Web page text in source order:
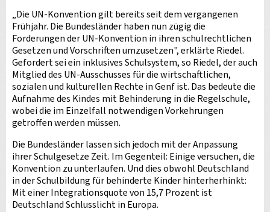
„Die UN-Konvention gilt bereits seit dem vergangenen
Frühjahr. Die Bundesländer haben nun zügig die
Forderungen der UN-Konvention in ihren schulrechtlichen
Gesetzen und Vorschriften umzusetzen", erklärte Riedel.
Gefordert sei ein inklusives Schulsystem, so Riedel, der auch
Mitglied des UN-Ausschusses für die wirtschaftlichen,
sozialen und kulturellen Rechte in Genf ist. Das bedeute die
Aufnahme des Kindes mit Behinderung in die Regelschule,
wobei die im Einzelfall notwendigen Vorkehrungen
getroffen werden müssen.
Die Bundesländer lassen sich jedoch mit der Anpassung
ihrer Schulgesetze Zeit. Im Gegenteil: Einige versuchen, die
Konvention zu unterlaufen. Und dies obwohl Deutschland
in der Schulbildung für behinderte Kinder hinterherhinkt:
Mit einer Integrationsquote von 15,7 Prozent ist
Deutschland Schlusslicht in Europa.